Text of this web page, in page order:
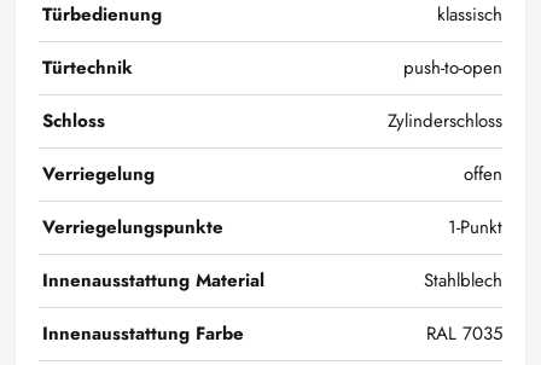
Türbedienung
klassisch
Türtechnik
push-to-open
Schloss
Zylinderschloss
Verriegelung
offen
Verriegelungspunkte
1-Punkt
Innenausstattung Material
Stahlblech
Innenausstattung Farbe
RAL 7035